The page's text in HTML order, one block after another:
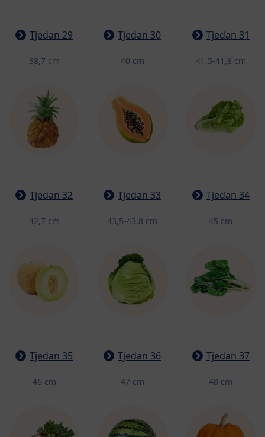
Tjedan 29
38,7 cm
Tjedan 30
40 cm
Tjedan 31
41,5-41,8 cm
Tjedan 32
42,7 cm
Tjedan 33
43,5-43,8 cm
Tjedan 34
45 cm
Tjedan 35
46 cm
Tjedan 36
47 cm
Tjedan 37
48 cm